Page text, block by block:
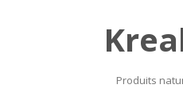
Produits